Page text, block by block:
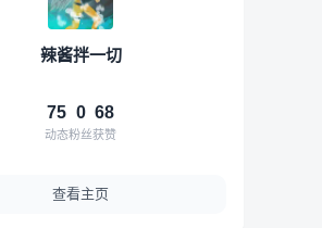
辣酱拌一切
75
动态
0
粉丝
68
获赞
查看主页